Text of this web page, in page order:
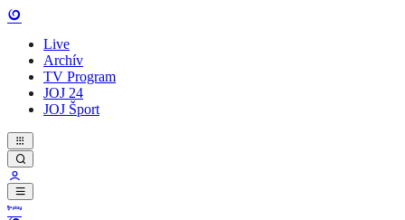
Live
Archív
TV Program
JOJ 24
JOJ Šport